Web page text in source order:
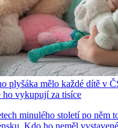
plyšáka mělo každé dítě v
ho vykupují za tisíce
minulého století po něm